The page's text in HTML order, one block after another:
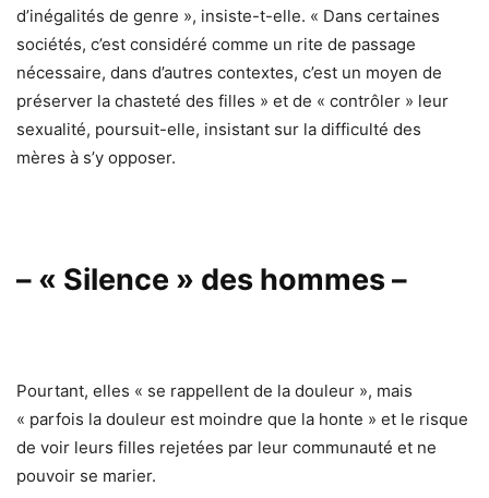
d’inégalités de genre », insiste-t-elle. « Dans certaines
sociétés, c’est considéré comme un rite de passage
nécessaire, dans d’autres contextes, c’est un moyen de
préserver la chasteté des filles » et de « contrôler » leur
sexualité, poursuit-elle, insistant sur la difficulté des
mères à s’y opposer.
– « Silence » des hommes –
Pourtant, elles « se rappellent de la douleur », mais
« parfois la douleur est moindre que la honte » et le risque
de voir leurs filles rejetées par leur communauté et ne
pouvoir se marier.